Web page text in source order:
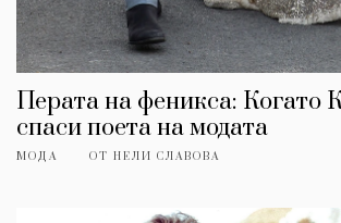
Перата на феникса: Когато
спаси поета на модата
МОДА ОТ НЕЛИ СЛАВОВА